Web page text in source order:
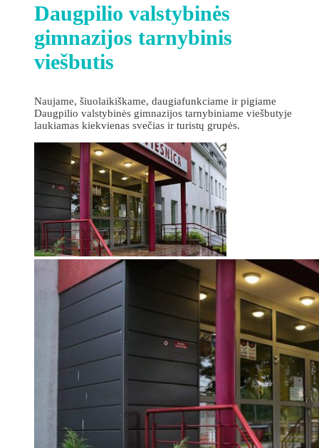
Daugpilio valstybinės
gimnazijos tarnybinis
viešbutis
Naujame, šiuolaikiškame, daugiafunkciame ir pigiame
Daugpilio valstybinės gimnazijos tarnybiniame viešbutyje
laukiamas kiekvienas svečias ir turistų grupės.